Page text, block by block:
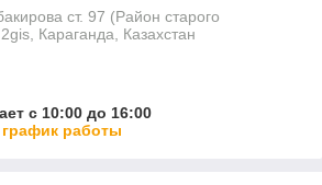
ст. 97 (Район старого
Караганда, Казахстан
с 10:00 до 16:00
график работы